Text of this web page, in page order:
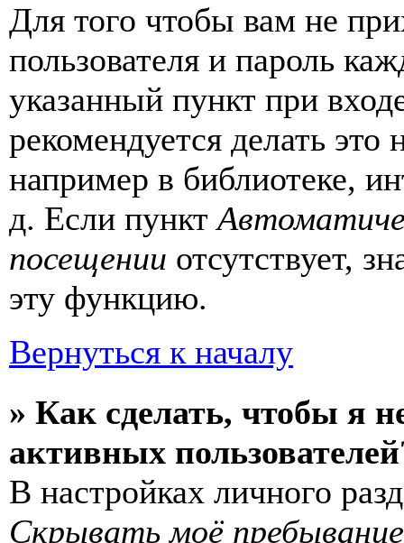
Для того чтобы вам не
пользователя и пароль
указанный пункт при
рекомендуется делать
например в библиотеке,
д. Если пункт
посещении отсутствует,
эту функцию.
Вернуться к началу
» Как сделать, чтобы я
активных
В настройках личного
Скрывать моё